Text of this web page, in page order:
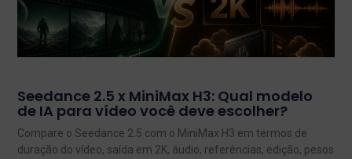
Seedance 2.5 x MiniMax H3: Qual modelo
de IA para vídeo você deve escolher?
Compare o Seedance 2.5 com o MiniMax H3 em termos de
duração do vídeo, saída em 2K, áudio, referências, edição, pesos